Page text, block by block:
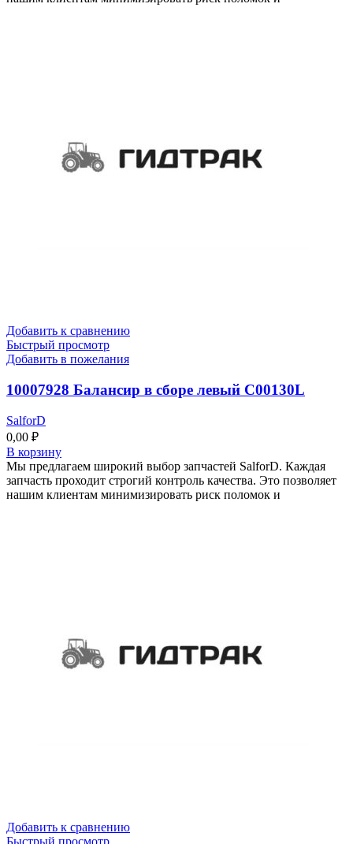
Добавить к сравнению
Быстрый просмотр
Добавить в пожелания
10007928 Балансир в сборе левый C00130L
SalforD
0,00 ₽
В корзину
Мы предлагаем широкий выбор запчастей SalforD. Каждая
запчасть проходит строгий контроль качества. Это позволяет
нашим клиентам минимизировать риск поломок и
Добавить к сравнению
Быстрый просмотр